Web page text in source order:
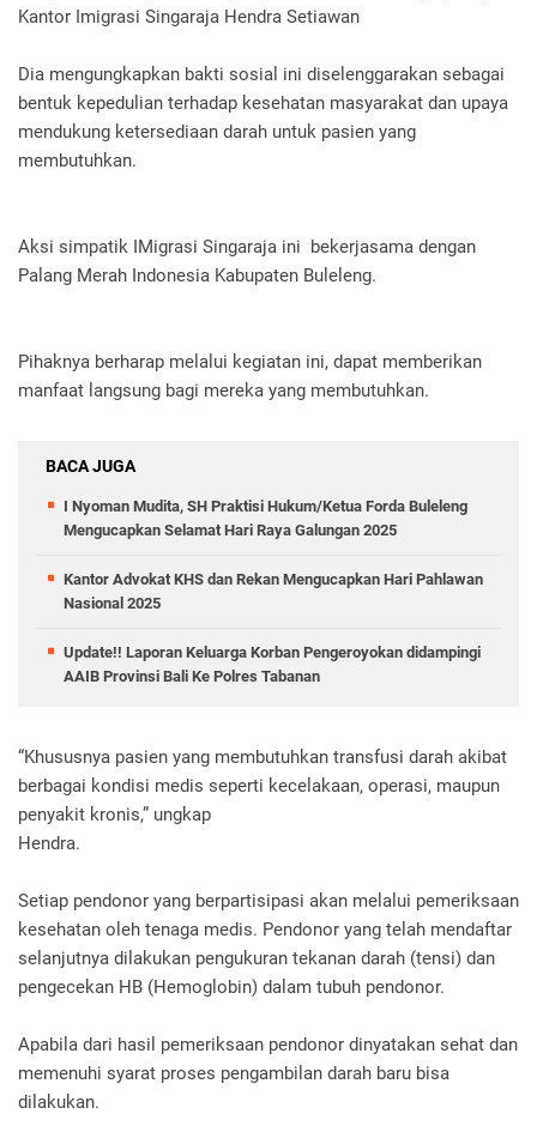
Kantor Imigrasi Singaraja Hendra Setiawan
Dia mengungkapkan bakti sosial ini diselenggarakan sebagai
bentuk kepedulian terhadap kesehatan masyarakat dan upaya
mendukung ketersediaan darah untuk pasien yang
membutuhkan.
Aksi simpatik IMigrasi Singaraja ini bekerjasama dengan
Palang Merah Indonesia Kabupaten Buleleng.
Pihaknya berharap melalui kegiatan ini, dapat memberikan
manfaat langsung bagi mereka yang membutuhkan.
BACA JUGA
I Nyoman Mudita, SH Praktisi Hukum/Ketua Forda Buleleng
Mengucapkan Selamat Hari Raya Galungan 2025
Kantor Advokat KHS dan Rekan Mengucapkan Hari Pahlawan
Nasional 2025
Update!! Laporan Keluarga Korban Pengeroyokan didampingi
AAIB Provinsi Bali Ke Polres Tabanan
“Khususnya pasien yang membutuhkan transfusi darah akibat
berbagai kondisi medis seperti kecelakaan, operasi, maupun
penyakit kronis,” ungkap
Hendra.
Setiap pendonor yang berpartisipasi akan melalui pemeriksaan
kesehatan oleh tenaga medis. Pendonor yang telah mendaftar
selanjutnya dilakukan pengukuran tekanan darah (tensi) dan
pengecekan HB (Hemoglobin) dalam tubuh pendonor.
Apabila dari hasil pemeriksaan pendonor dinyatakan sehat dan
memenuhi syarat proses pengambilan darah baru bisa
dilakukan.